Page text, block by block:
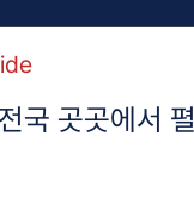
국 곳곳에서